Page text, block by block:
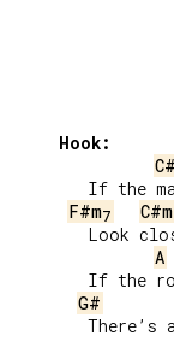
Hook:
If the
F#m7
C#m
Look
A
If the
G#
There’s